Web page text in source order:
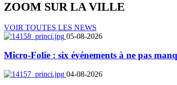
ZOOM SUR LAVILLE
VOIR TOUTES LES NEWS
05-08-2026
Micro-Folie : six événements à ne pas
04-08-2026